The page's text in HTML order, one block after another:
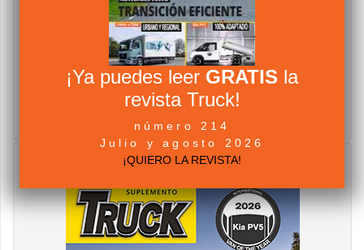
¡Ya puedes leer GRATIS la
revista Truck!
número 214
Julio y agosto 2026
¡QUIERO LA REVISTA!